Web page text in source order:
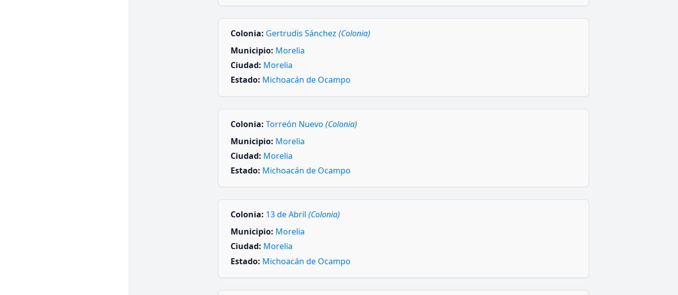
Colonia: Gertrudis Sánchez (Colonia)
Municipio: Morelia
Ciudad: Morelia
Estado: Michoacán de Ocampo
Colonia: Torreón Nuevo (Colonia)
Municipio: Morelia
Ciudad: Morelia
Estado: Michoacán de Ocampo
Colonia: 13 de Abril (Colonia)
Municipio: Morelia
Ciudad: Morelia
Estado: Michoacán de Ocampo